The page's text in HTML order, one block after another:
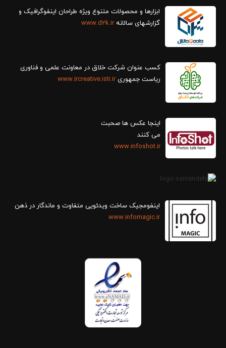
ابزارها و محصولات متنوع ویژه طراحان اینفوگرافیک و
گزارش‎های سالانه
www.d2k.ir
کسب عنوان شرکت خلاق در معاونت علمی و فناوری
ریاست جمهوریwww.ircreative.isti.ir
اینجا عکس ها صحبت
می کنند
www.infoshot.ir
اینفومجیک ساخت ویدئویی متفاوت و ماندگار در ذهن
www.infomagic.ir